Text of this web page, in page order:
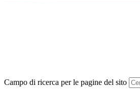
Campo di ricerca per le pagine del sito